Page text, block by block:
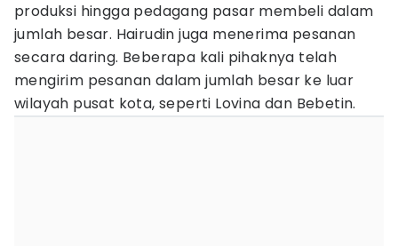
produksi hingga pedagang pasar membeli dalam
jumlah besar. Hairudin juga menerima pesanan
secara daring. Beberapa kali pihaknya telah
mengirim pesanan dalam jumlah besar ke luar
wilayah pusat kota, seperti Lovina dan Bebetin.